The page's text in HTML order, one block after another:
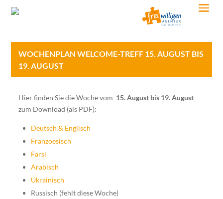
WOCHENPLAN WELCOME-TREFF 15. AUGUST BIS
19. AUGUST
Hier finden Sie die Woche vom 15. August bis 19. August
zum Download (als PDF):
Deutsch & Englisch
Franzoesisch
Farsi
Arabisch
Ukrainisch
Russisch (fehlt diese Woche)